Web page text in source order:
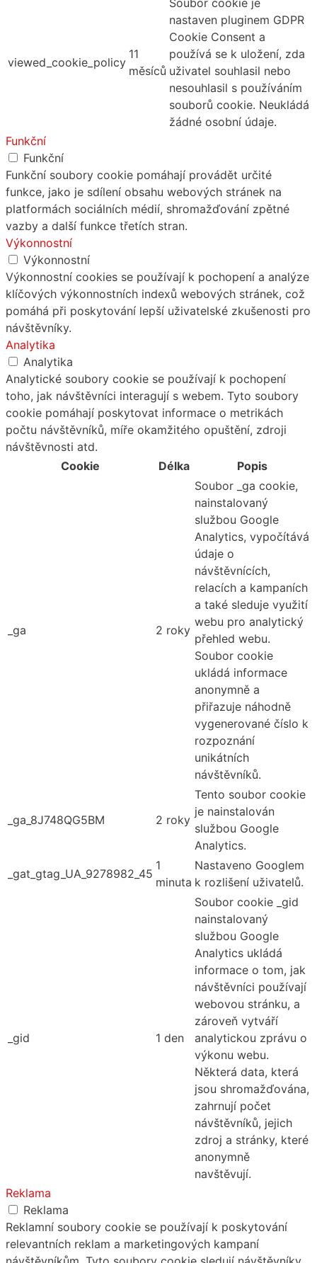
viewed_cookie_policy
11
měsíců
nastaven pluginem GDPR
Cookie Consent a
používá se k uložení, zda
uživatel souhlasil nebo
nesouhlasil s používáním
souborů cookie. Neukládá
žádné osobní údaje.
Funkční
Funkční
Funkční soubory cookie pomáhají provádět určité
funkce, jako je sdílení obsahu webových stránek na
platformách sociálních médií, shromažďování zpětné
vazby a další funkce třetích stran.
Výkonnostní
Výkonnostní
Výkonnostní cookies se používají k pochopení a analýze
klíčových výkonnostních indexů webových stránek, což
pomáhá při poskytování lepší uživatelské zkušenosti pro
návštěvníky.
Analytika
Analytika
Analytické soubory cookie se používají k pochopení
toho, jak návštěvníci interagují s webem. Tyto soubory
cookie pomáhají poskytovat informace o metrikách
počtu návštěvníků, míře okamžitého opuštění, zdroji
návštěvnosti atd.
Cookie
Délka Popis
_ga 2 roky
Soubor _ga cookie,
nainstalovaný
službou Google
Analytics, vypočítává
údaje o
návštěvnících,
relacích a kampaních
a také sleduje využití
webu pro analytický
přehled webu.
Soubor cookie
ukládá informace
anonymně a
přiřazuje náhodně
vygenerované číslo k
rozpoznání
unikátních
návštěvníků.
_ga_8J748QG5BM 2 roky
Tento soubor cookie
je nainstalován
službou Google
Analytics.
_gat_gtag_UA_9278982_45
1
minuta
Nastaveno Googlem
k rozlišení uživatelů.
_gid 1 den
Soubor cookie _gid
nainstalovaný
službou Google
Analytics ukládá
informace o tom, jak
návštěvníci používají
webovou stránku, a
zároveň vytváří
analytickou zprávu o
výkonu webu.
Některá data, která
jsou shromažďována,
zahrnují počet
návštěvníků, jejich
zdroj a stránky, které
anonymně
navštěvují.
Reklama
Reklama
Reklamní soubory cookie se používají k poskytování
relevantních reklam a marketingových kampaní